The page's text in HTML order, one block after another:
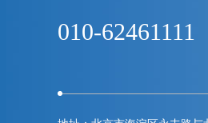
010-62461111